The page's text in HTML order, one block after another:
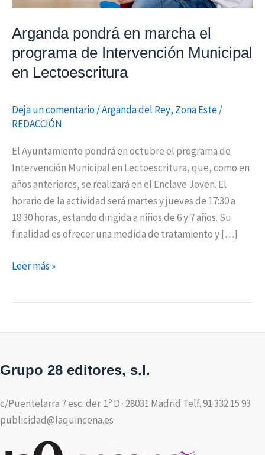
Arganda pondrá en marcha el
programa de Intervención Municipal
en Lectoescritura
Deja un comentario/Arganda del Rey, Zona Este/
REDACCIÓN
El Ayuntamiento pondrá en octubre el programa de
Intervención Municipal en Lectoescritura, que, como en
años anteriores, se realizará en el Enclave Joven. El
horario de la actividad será martes y jueves de 17:30 a
18:30 horas, estando dirigida a niños de 6 y 7 años. Su
finalidad es ofrecer una medida de tratamiento y […]
en
Leer más »
Grupo 28 editores, s.l.
c/Puentelarra 7 esc. der. 1º D · 28031 Madrid Telf. 91 332 15 93
publicidad@laquincena.es